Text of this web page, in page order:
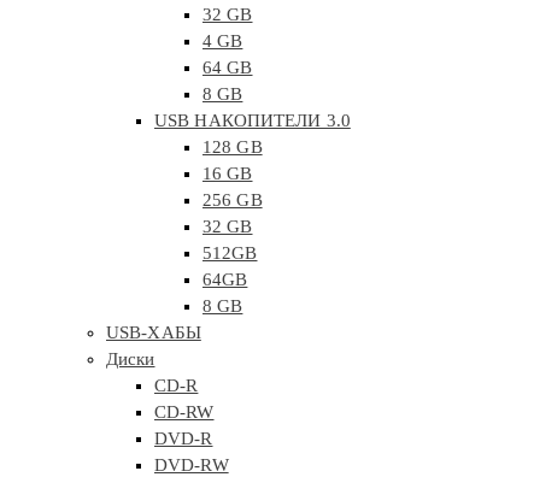
32 GB
4 GB
64 GB
8 GB
USB НАКОПИТЕЛИ 3.0
128 GB
16 GB
256 GB
32 GB
512GB
64GB
8 GB
USB-ХАБЫ
Диски
CD-R
CD-RW
DVD-R
DVD-RW